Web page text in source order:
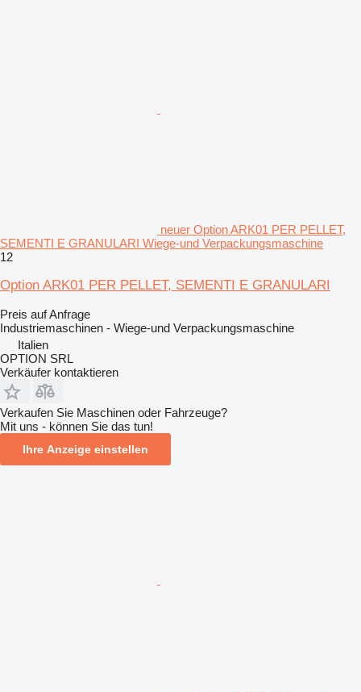
neuer Option ARK01 PER PELLET,
SEMENTI E GRANULARI Wiege-und Verpackungsmaschine
12
Option ARK01 PER PELLET, SEMENTI E GRANULARI
Preis auf Anfrage
Industriemaschinen - Wiege-und Verpackungsmaschine
Italien
OPTION SRL
Verkäufer kontaktieren
Verkaufen Sie Maschinen oder Fahrzeuge?
Mit uns - können Sie das tun!
Ihre Anzeige einstellen